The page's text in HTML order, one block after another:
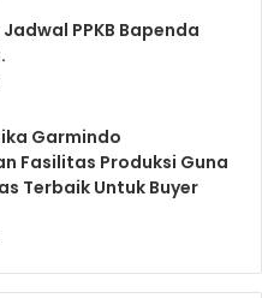
PPKB Bapenda
Garmindo
Fasilitas Produksi Guna
Terbaik Untuk Buyer